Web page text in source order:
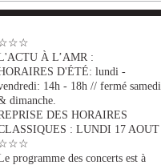
À L’AMR :
D'ÉTÉ: lundi -
14h - 18h // fermé samedi
dimanche.
DES HORAIRES
: LUNDI 17 AOUT
programme des concerts est à